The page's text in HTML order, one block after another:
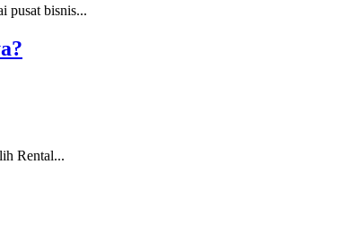
pusat bisnis...
Rental...